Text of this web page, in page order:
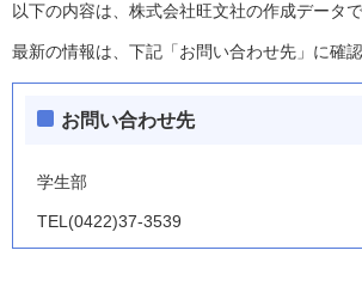
以下の内容は、株式会社旺文社の作成データで
最新の情報は、下記「お問い合わせ先」に確認
お問い合わせ先
学生部
TEL(0422)37-3539